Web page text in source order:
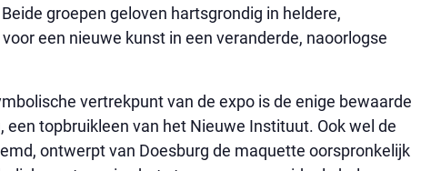
groepen geloven hartsgrondig in heldere,
een nieuwe kunst in een veranderde, naoorlogse
vertrekpunt van de expo is de enige bewaarde
topbruikleen van het Nieuwe Instituut. Ook wel de
ontwerpt van Doesburg de maquette oorspronkelijk